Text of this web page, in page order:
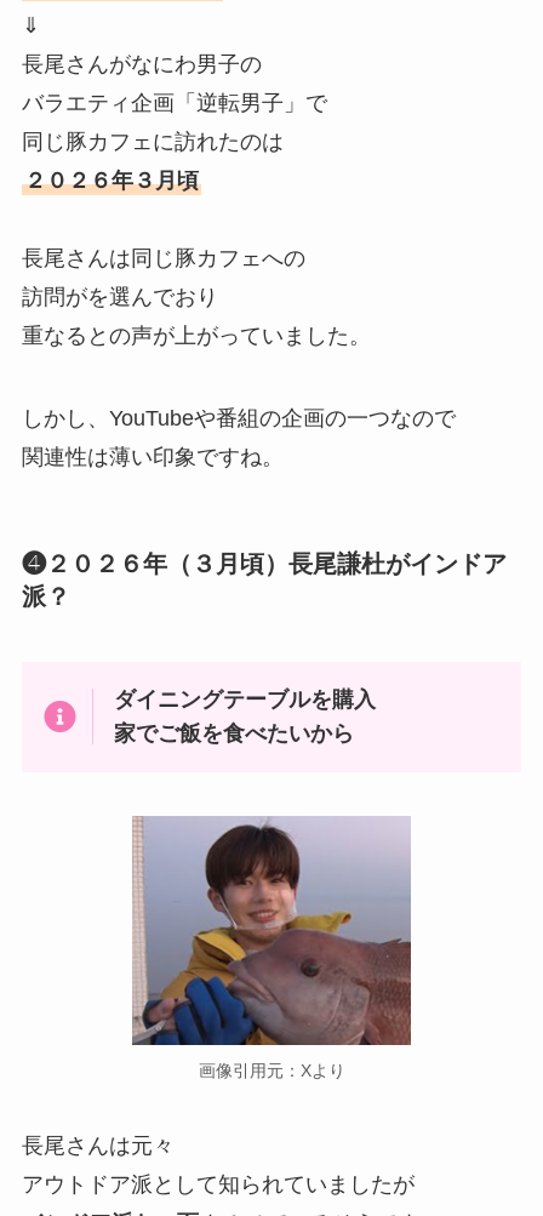
⇓
長尾さんがなにわ男子の
バラエティ企画「逆転男子」で
同じ豚カフェに訪れたのは
２０２６年３月頃
長尾さんは同じ豚カフェへの
訪問がを選んでおり
重なるとの声が上がっていました。
しかし、YouTubeや番組の企画の一つなので
関連性は薄い印象ですね。
❹２０２６年（３月頃）長尾謙杜がインドア
派？
ダイニングテーブルを購入
家でご飯を食べたいから
画像引用元：Xより
長尾さんは元々
アウトドア派として知られていましたが